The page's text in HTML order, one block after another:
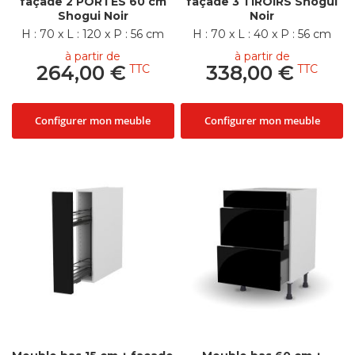
Shogui Noir
H : 70 x L : 120 x P : 56 cm
à partir de
264,00 €
Configurer mon meuble
Noir
H : 70 x L : 40 x P : 56 cm
à partir de
338,00 €
Configurer mon meuble